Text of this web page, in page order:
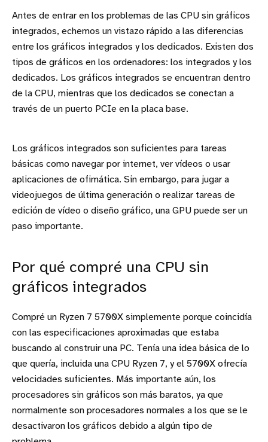
Antes de entrar en los problemas de las CPU sin gráficos
integrados, echemos un vistazo rápido a las diferencias
entre los gráficos integrados y los dedicados. Existen dos
tipos de gráficos en los ordenadores: los integrados y los
dedicados. Los gráficos integrados se encuentran dentro
de la CPU, mientras que los dedicados se conectan a
través de un puerto PCIe en la placa base.
Los gráficos integrados son suficientes para tareas
básicas como navegar por internet, ver vídeos o usar
aplicaciones de ofimática. Sin embargo, para jugar a
videojuegos de última generación o realizar tareas de
edición de vídeo o diseño gráfico, una GPU puede ser un
paso importante.
Por qué compré una CPU sin
gráficos integrados
Compré un Ryzen 7 5700X simplemente porque coincidía
con las especificaciones aproximadas que estaba
buscando al construir una PC. Tenía una idea básica de lo
que quería, incluida una CPU Ryzen 7, y el 5700X ofrecía
velocidades suficientes. Más importante aún, los
procesadores sin gráficos son más baratos, ya que
normalmente son procesadores normales a los que se le
desactivaron los gráficos debido a algún tipo de